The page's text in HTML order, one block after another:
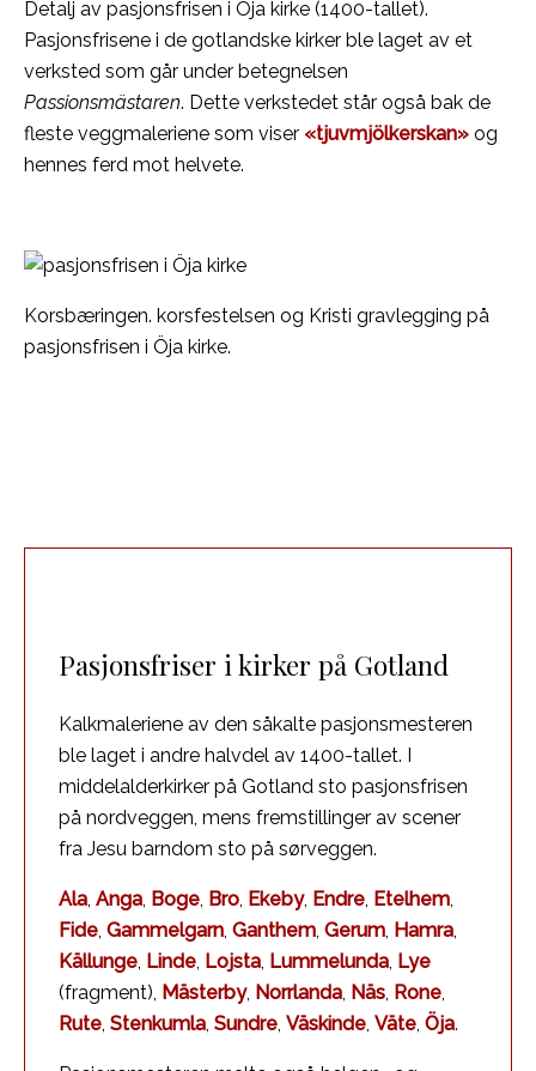
Detalj av pasjonsfrisen i Öja kirke (1400-tallet).
Pasjonsfrisene i de gotlandske kirker ble laget av et
verksted som går under betegnelsen
Passionsmästaren. Dette verkstedet står også bak de
fleste veggmaleriene som viser «tjuvmjölkerskan» og
hennes ferd mot helvete.
Korsbæringen. korsfestelsen og Kristi gravlegging på
pasjonsfrisen i Öja kirke.
Pasjonsfriser i kirker på Gotland
Kalkmaleriene av den såkalte pasjonsmesteren
ble laget i andre halvdel av 1400-tallet. I
middelalderkirker på Gotland sto pasjonsfrisen
på nordveggen, mens fremstillinger av scener
fra Jesu barndom sto på sørveggen.
Ala, Anga, Boge, Bro, Ekeby, Endre, Etelhem,
Fide, Gammelgarn, Ganthem, Gerum, Hamra,
Källunge, Linde, Lojsta, Lummelunda, Lye
(fragment), Mästerby, Norrlanda, Näs, Rone,
Rute, Stenkumla, Sundre, Väskinde, Väte, Öja.